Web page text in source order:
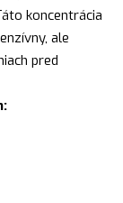
koncentrácia
ale
pred